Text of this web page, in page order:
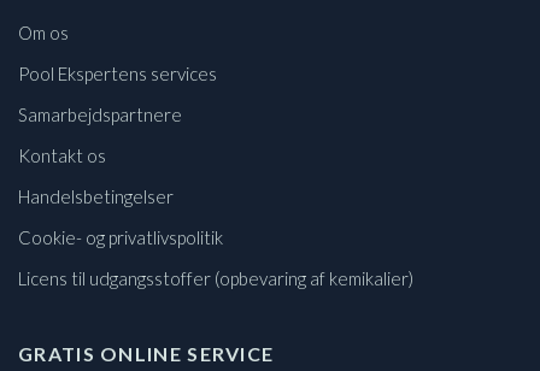
Om os
Pool Ekspertens services
Samarbejdspartnere
Kontakt os
Handelsbetingelser
Cookie- og privatlivspolitik
Licens til udgangsstoffer (opbevaring af kemikalier)
GRATIS ONLINE SERVICE